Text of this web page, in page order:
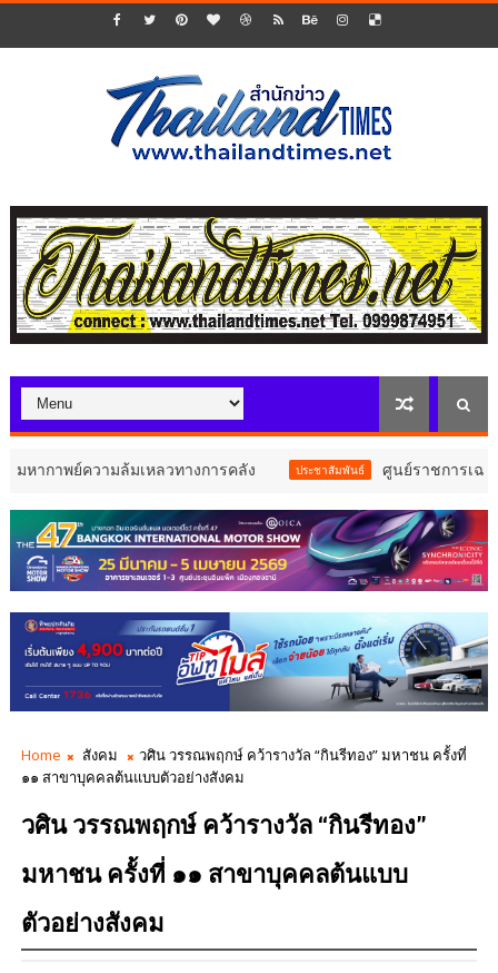
วามล้มเหลวทางการคลัง ประชาสัมพันธ์ ศูนย์ราชการเฉลิมพระเกียรติ
Home สังคม
วศิน วรรณพฤกษ์ คว้ารางวัล “กินรีทอง” มหาชน ครั้งที่
๑๑ สาขาบุคคลต้นแบบตัวอย่างสังคม
วศิน วรรณพฤกษ์ คว้ารางวัล “กินรีทอง”
มหาชน ครั้งที่ ๑๑ สาขาบุคคลต้นแบบ
ตัวอย่างสังคม